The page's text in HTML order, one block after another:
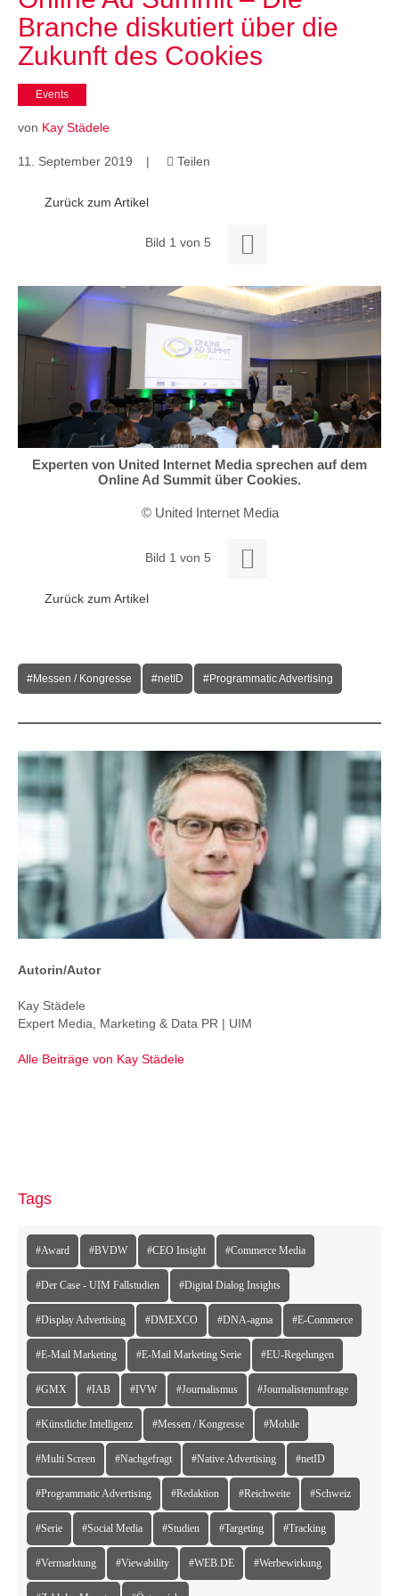
Cases
• Themen-Serien
• Kurzinterviews
Branche diskutiert über die
Zukunft des Cookies
Events
von Kay Städele
11. September 2019 |  Teilen
Zurück zum Artikel
Bild 1 von 5 
Experten von United Internet Media sprechen auf dem
Online Ad Summit über Cookies.
© United Internet Media
Bild 1 von 5 
Zurück zum Artikel
#Messen / Kongresse #netID #Programmatic Advertising
Autorin/Autor
Kay Städele
Expert Media, Marketing & Data PR | UIM
Alle Beiträge von Kay Städele
Tags
#Award #BVDW #CEO Insight #Commerce Media
#Der Case - UIM Fallstudien #Digital Dialog Insights
#Display Advertising #DMEXCO #DNA-agma #E-Commerce
#E-Mail Marketing #E-Mail Marketing Serie #EU-Regelungen
#GMX #IAB #IVW #Journalismus #Journalistenumfrage
#Künstliche Intelligenz #Messen / Kongresse #Mobile
#Multi Screen #Nachgefragt #Native Advertising #netID
#Programmatic Advertising #Redaktion #Reichweite #Schweiz
#Serie #Social Media #Studien #Targeting #Tracking
#Vermarktung #Viewability #WEB.DE #Werbewirkung